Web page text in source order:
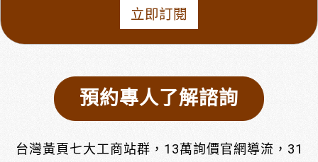
立即訂閱
預約專人了解諮詢
台灣黃頁七大工商站群，13萬詢價官網導流，31